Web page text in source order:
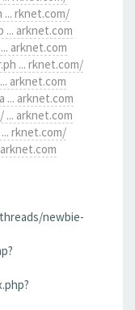
rknet.com/
arknet.com
arknet.com
... rknet.com/
arknet.com
arknet.com
arknet.com
rknet.com/
newbie-